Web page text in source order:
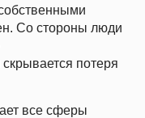
собственными
Со стороны люди
потеря
все сферы